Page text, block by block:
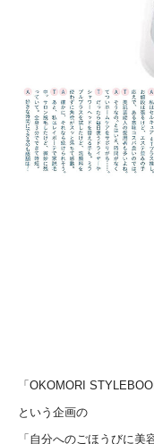
「OKOMORI
という企画の
「自分へのごほうびに美